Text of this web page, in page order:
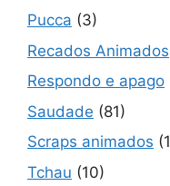
Pucca (3)
Recados Animados
Respondo e apago
Saudade (81)
Scraps animados
Tchau (10)